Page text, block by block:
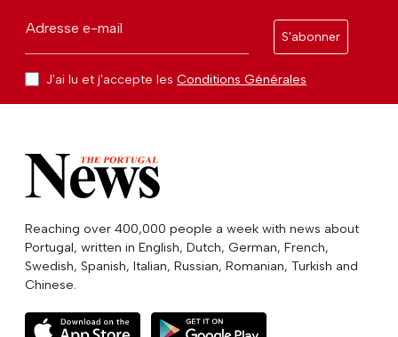
Adresse e-mail
S'abonner
J'ai lu et j'accepte les Conditions Générales
Reaching over 400,000 people a week with news about
Portugal, written in English, Dutch, German, French,
Swedish, Spanish, Italian, Russian, Romanian, Turkish and
Chinese.